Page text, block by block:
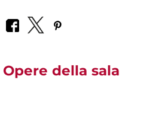
Opere della sala